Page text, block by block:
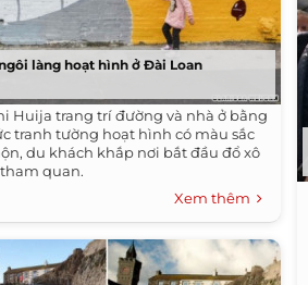
làng hoạt hình ở Đài Loan
Huija trang trí đường và nhà ở bằng
tranh tường hoạt hình có màu sắc
du khách khắp nơi bắt đầu đổ xô
quan.
Xem thêm